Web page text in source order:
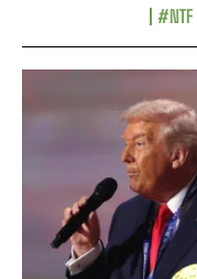
#NTF